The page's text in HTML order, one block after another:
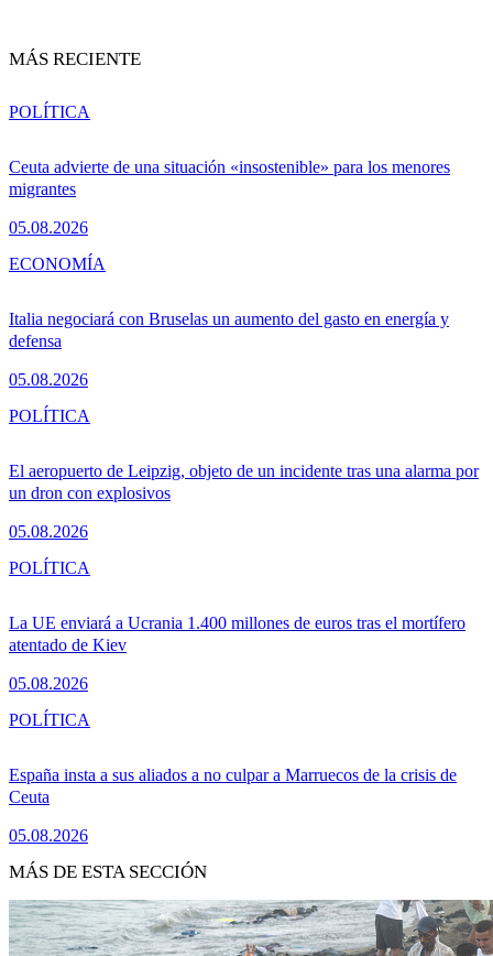
MÁS RECIENTE
Ceuta advierte de una situación «insostenible» para los menores
migrantes
05.08.2026
POLÍTICA
Italia negociará con Bruselas un aumento del gasto en energía y
defensa
05.08.2026
ECONOMÍA
El aeropuerto de Leipzig, objeto de un incidente tras una alarma por
un dron con explosivos
05.08.2026
POLÍTICA
La UE enviará a Ucrania 1.400 millones de euros tras el mortífero
atentado de Kiev
05.08.2026
POLÍTICA
España insta a sus aliados a no culpar a Marruecos de la crisis de
Ceuta
05.08.2026
POLÍTICA
MÁS DE ESTA SECCIÓN